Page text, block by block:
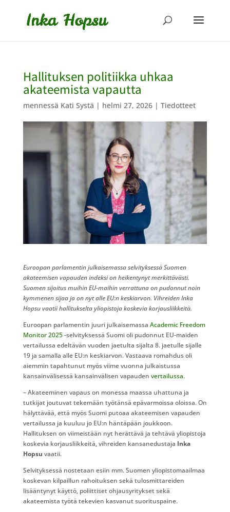
Hallituksen politiikka uhkaa
akateemista vapautta
mennessä Kati Systä | helmi 27, 2026| Tiedotteet
Euroopan parlamentin julkaisemassa selvityksessä Suomen
akateemisen vapauden indeksi on heikentynyt merkittävästi.
Suomen sijoitus muihin EU-maihin verrattuna on pudonnut noin
kymmenen sijaa ja on nyt alle EU:n keskiarvon. Vihreiden Inka
Hopsu vaatii hallitukselta yliopistoja koskevia korjausliikkeitä.
Euroopan parlamentin juuri julkaisemassa Academic Freedom
Monitor 2025-selvityksessä Suomi oli pudonnut EU-maiden
vertailussa edeltävän vuoden jaetulta sijalta 8. jaetulle sijalle
19 ja samalla alle EU:n keskiarvon. Vastaava romahdus oli
aiemmin tapahtunut myös viime vuonna julkaistussa
kansainvälisessä kansainvälisen vapauden vertailussa.
–⁠ Akateeminen vapaus on monessa maassa uhattuna ja
tutkijat joutuvat tekemään työtänsä epävarmoissa oloissa. On
hälyttävää, että myös Suomi putoaa akateemisen vapauden
vertailussa ja kuuluu jo EU:n häntäpään joukkoon.
Hallituksen on viimeistään nyt herättävä ja tehtävä yliopistoja
koskevia korjausliikkeitä, vihreiden kansanedustaja Inka
Hopsu vaatii.
Selvityksessä nostetaan esiin mm. Suomen yliopistomaailmaa
koskevan kilpaillun rahoituksen sekä tulosmittareiden
lisääntynyt käyttö, poliittiset ohjausyritykset sekä
akateemista työtä tekevien kasvanut suorituspaine.